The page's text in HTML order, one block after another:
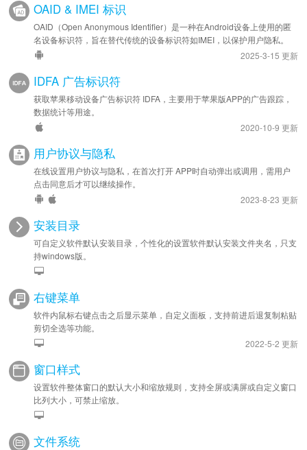
OAID & IMEI 标识
OAID（Open Anonymous Identifier）是一种在Android设备上使用的匿
名设备标识符，旨在替代传统的设备标识符如IMEI，以保护用户隐私。
2025-3-15 更新
IDFA 广告标识符
获取苹果移动设备广告标识符 IDFA，主要用于苹果版APP的广告跟踪，
数据统计等用途。
2020-10-9 更新
用户协议与隐私
在线设置用户协议与隐私，在首次打开 APP时自动弹出或调用，需用户
点击同意后才可以继续操作。
2023-8-23 更新
安装目录
可自定义软件默认安装目录，个性化的设置软件默认安装文件夹名，只支
持windows版。
右键菜单
软件内鼠标右键点击之后显示菜单，自定义面板，支持前进后退复制粘贴
剪切全选等功能。
2022-5-2 更新
窗口样式
设置软件整体窗口的默认大小和缩放规则，支持全屏或满屏或自定义窗口
比列大小，可禁止缩放。
文件系统